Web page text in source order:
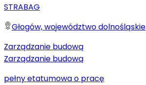
STRABAG
Głogów, województwo dolnośląskie
Zarządzanie budową
Zarządzanie budową
pełny etatumowa o pracę